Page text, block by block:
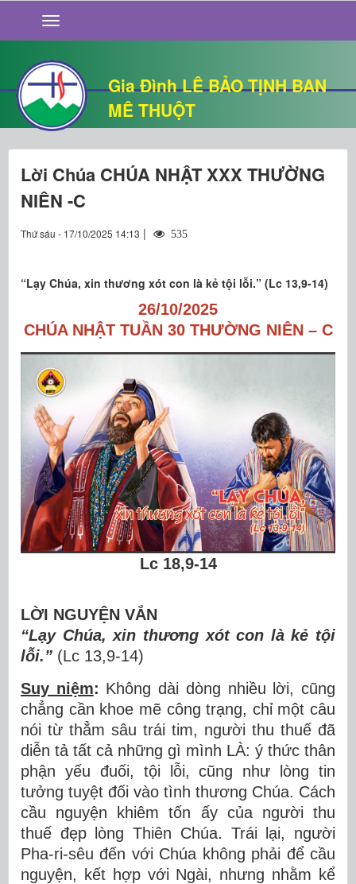
Gia Đình LÊ BẢO TỊNH BAN
MÊ THUỘT
GIỚI THIỆU
TIN TỨC
SỐNG ĐẠO
CHUYỆN NHÀ
QUÁN VĂN
THƯ GIÃN
Lời Chúa CHÚA NHẬT XXX THƯỜNG
NIÊN -C
Thứ sáu - 17/10/2025 14:13 | 535
“Lạy Chúa, xin thương xót con là kẻ tội lỗi.” (Lc 13,9-14)
26/10/2025
CHÚA NHẬT TUẦN 30 THƯỜNG NIÊN – C
Lc 18,9-14
LỜI NGUYỆN VẮN
“Lạy Chúa, xin thương xót con là kẻ tội
lỗi.” (Lc 13,9-14)
Suy niệm: Không dài dòng nhiều lời, cũng
chẳng cần khoe mẽ công trạng, chỉ một câu
nói từ thẳm sâu trái tim, người thu thuế đã
diễn tả tất cả những gì mình LÀ: ý thức thân
phận yếu đuối, tội lỗi, cũng như lòng tin
tưởng tuyệt đối vào tình thương Chúa. Cách
cầu nguyện khiêm tốn ấy của người thu
thuế đẹp lòng Thiên Chúa. Trái lại, người
Pha-ri-sêu đến với Chúa không phải để cầu
nguyện, kết hợp với Ngài, nhưng nhằm kể